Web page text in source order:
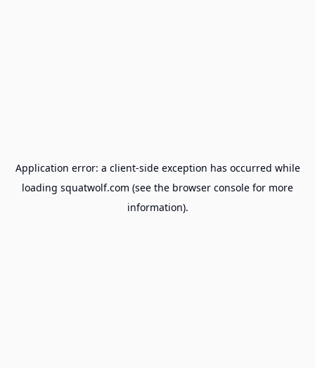
Application error: a client-side exception has occurred while
loading squatwolf.com (see the browser console for more
information).